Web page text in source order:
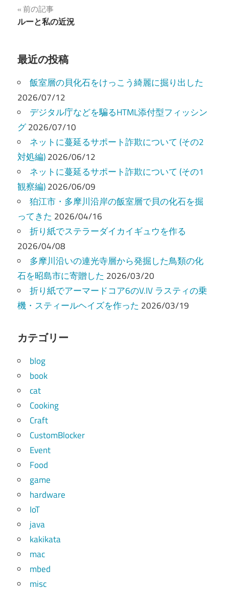
投
稿
ナ
ビ
ゲ
ー
シ
ョ
ン
前の記事
ルーと私の近況
最近の投稿
飯室層の貝化石をけっこう綺麗に掘り出した
2026/07/12
デジタル庁などを騙るHTML添付型フィッシン
グ2026/07/10
ネットに蔓延るサポート詐欺について (その2
対処編)2026/06/12
ネットに蔓延るサポート詐欺について (その1
観察編)2026/06/09
狛江市・多摩川沿岸の飯室層で貝の化石を掘
ってきた 2026/04/16
折り紙でステラーダイカイギュウを作る
2026/04/08
多摩川沿いの連光寺層から発掘した鳥類の化
石を昭島市に寄贈した 2026/03/20
折り紙でアーマードコア6のV.IV ラスティの乗
機・スティールヘイズを作った 2026/03/19
カテゴリー
blog
book
cat
Cooking
Craft
CustomBlocker
Event
Food
game
hardware
IoT
java
kakikata
mac
mbed
misc